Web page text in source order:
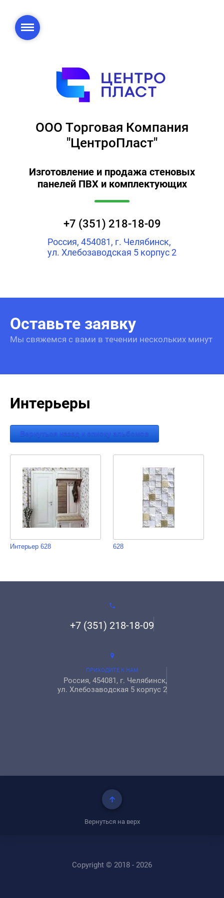
ООО Торговая Компания
"ЦентроПласт"
Изготовление и продажа стеновых
панелей ПВХ и комплектующих
+7 (351) 218-18-09
Россия, 454081, г. Челябинск,
ул. Хлебозаводская 5 корпус 2
Оставьте заявку
Мы свяжемся с вами в течении нескольких минут
Интерьеры
Вернуться назад к списку альбомов
Интерьер 628 628
+7 (351) 218-18-09
ПРИХОДИТЕ К НАМ
Россия, 454081, г. Челябинск,
ул. Хлебозаводская 5 корпус 2
Вернуться на верх
Copyright © 2018 - 2026